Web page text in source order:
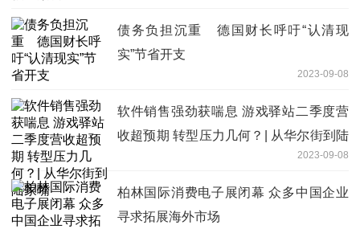
债务负担沉重 德国财长呼吁“认清现
实”节省开支
2023-09-08
软件销售强劲获喘息 游戏驿站二季度营
收超预期 转型压力几何？| 从华尔街到陆
2023-09-08
柏林国际消费电子展闭幕 众多中国企业
寻求拓展海外市场